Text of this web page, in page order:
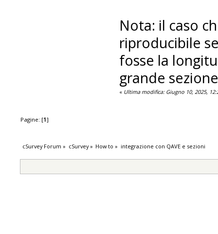
Nota: il caso
riproducibile
fosse la
grande
« Ultima modifica: Giugno 10, 2025,
Pagine: [1]
cSurvey Forum » cSurvey» How to » integrazione con QAVE e sezioni